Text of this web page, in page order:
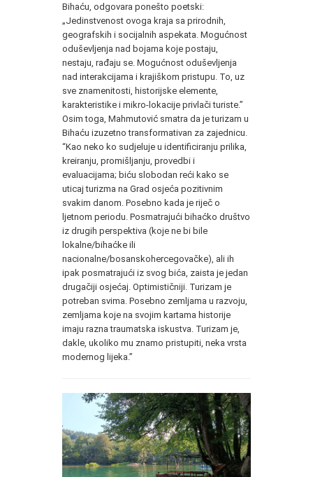
Bihaću, odgovara ponešto poetski:
„Jedinstvenost ovoga kraja sa prirodnih,
geografskih i socijalnih aspekata. Mogućnost
oduševljenja nad bojama koje postaju,
nestaju, rađaju se. Mogućnost oduševljenja
nad interakcijama i krajiškom pristupu. To, uz
sve znamenitosti, historijske elemente,
karakteristike i mikro-lokacije privlači turiste.”
Osim toga, Mahmutović smatra da je turizam u
Bihaću izuzetno transformativan za zajednicu.
“Kao neko ko sudjeluje u identificiranju prilika,
kreiranju, promišljanju, provedbi i
evaluacijama; biću slobodan reći kako se
uticaj turizma na Grad osjeća pozitivnim
svakim danom. Posebno kada je riječ o
ljetnom periodu. Posmatrajući bihaćko društvo
iz drugih perspektiva (koje ne bi bile
lokalne/bihaćke ili
nacionalne/bosanskohercegovačke), ali ih
ipak posmatrajući iz svog bića, zaista je jedan
drugačiji osjećaj. Optimističniji. Turizam je
potreban svima. Posebno zemljama u razvoju,
zemljama koje na svojim kartama historije
imaju razna traumatska iskustva. Turizam je,
dakle, ukoliko mu znamo pristupiti, neka vrsta
modernog lijeka.”